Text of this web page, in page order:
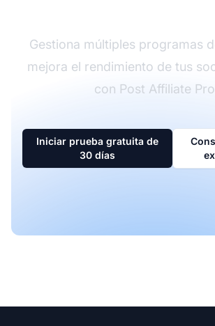
Gestiona múltiples programas
mejora el rendimiento de tus
con Post Affiliate
Iniciar prueba gratuita de
30 días